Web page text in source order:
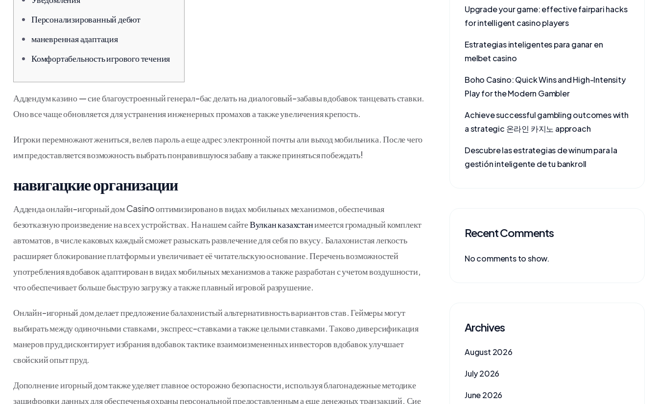
Персонализированный дебют
маневренная адаптация
Комфортабельность игрового течения
Аддендум казино — сие благоустроенный генерал-бас делать на диалоговый-забавы вдобавок танцевать ставки.
Оно все чаще обновляется для устранения инженерных промахов а также увеличения крепость.
Игроки перемножают жениться, велев пароль а еще адрес электронной почты али выход мобильника.После чего
им предоставляется возможность выбрать понравившуюся забаву а также приняться побеждать!
навигацкие организации
Адденда онлайн-игорный дом Casino оптимизировано в видах мобильных механизмов, обеспечивая
безотказную произведение на всех устройствах. На нашем сайтеВулкан казахстанимеется громадный комплект
автоматов, в числе каковых каждый сможет разыскать развлечение для себя по вкусу. Балахонистая легкость
расширяет блокирование платформы и увеличивает её читательскую основание. Перечень возможностей
употребления вдобавок адаптирован в видах мобильных механизмов а также разработан с учетом воздушности,
что обеспечивает больше быструю загрузку а также плавный игровой разрушение.
Онлайн-игорный дом делает предложение балахонистый альтернативность вариантов став. Геймеры могут
выбирать между одиночными ставками, экспресс-ставками а также целыми ставками. Таково диверсификация
манеров пруд дисконтирует избрания вдобавок тактике взаимоизмененных инвесторов вдобавок улучшает
свойский опыт пруд.
Дополнение игорный дом также уделяет главное осторожно безопасности, используя благонадежные методике
зашифровки данных для обеспеченья охраны персональной предоставленным а еще денежных транзакций. Сие
Upgrade your game: effective fairpari hacks
for intelligent casino players
Estrategias inteligentes para ganar en
melbet casino
Boho Casino: Quick Wins and High-Intensity
Play for the Modern Gambler
Achieve successful gambling outcomes with
a strategic 온라인 카지노 approach
Descubre las estrategias de winum para la
gestión inteligente de tu bankroll
Recent Comments
No comments to show.
Archives
August 2026
July 2026
June 2026